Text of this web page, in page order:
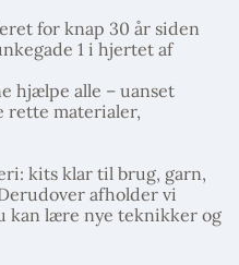
for knap 30 år siden
1 i hjertet af
hjælpe alle – uanset
rette materialer,
kits klar til brug, garn,
afholder vi
kan lære nye teknikker og